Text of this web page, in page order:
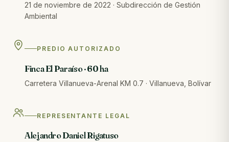
21 de noviembre de 2022 · Subdirección de Gestión
Ambiental
PREDIO AUTORIZADO
Finca El Paraíso · 60 ha
Carretera Villanueva-Arenal KM 0.7 · Villanueva, Bolívar
REPRESENTANTE LEGAL
Alejandro Daniel Rigatuso